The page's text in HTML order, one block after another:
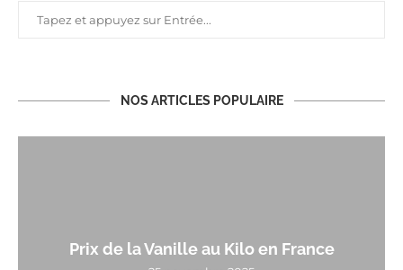
NOS ARTICLES POPULAIRE
Prix de la Vanille au Kilo en France